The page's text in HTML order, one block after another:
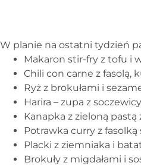
W planie na ostatni tydzień
Makaron stir-fry z tofu i
Chili con carne z fasolą,
Ryż z brokułami i
Harira – zupa z
Kanapka z zieloną
Potrawka curry z
Placki z ziemniaka i
Brokuły z migdałami i